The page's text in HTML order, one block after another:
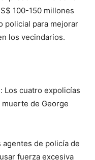
100-150 millones
policial para mejorar
los vecindarios.
Los cuatro expolicías
de George
agentes de policía de
fuerza excesiva